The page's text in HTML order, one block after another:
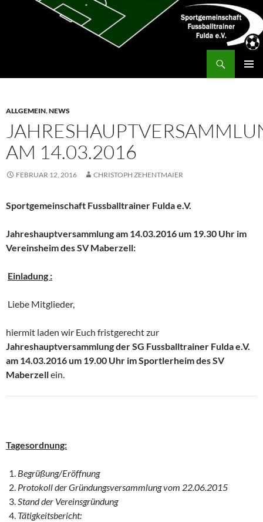
ALLGEMEIN,NEWS
AM 14.03.2016
FEBRUAR 12, 2016 CHRISTOPH ZEHENTMAIER
Sportgemeinschaft Fussballtrainer Fulda e.V.
Jahreshauptversammlung am 14.03.2016 um 19.30 Uhr im
Vereinsheim des SV Maberzell:
Einladung :
Liebe Mitglieder,
hiermit laden wir Euch fristgerecht zur
Jahreshauptversammlung der SG Fussballtrainer Fulda e.V.
am 14.03.2016 um 19.00 Uhr im Sportlerheim des SV
Maberzellein.
Tagesordnung:
Begrüßung/Eröffnung
Protokoll der Gründungsversammlung vom 22.06.2015
Stand der Vereinsgründung
Tätigkeitsbericht: